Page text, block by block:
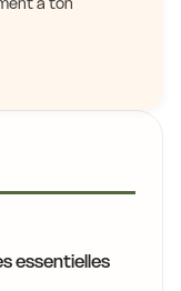
essentielles